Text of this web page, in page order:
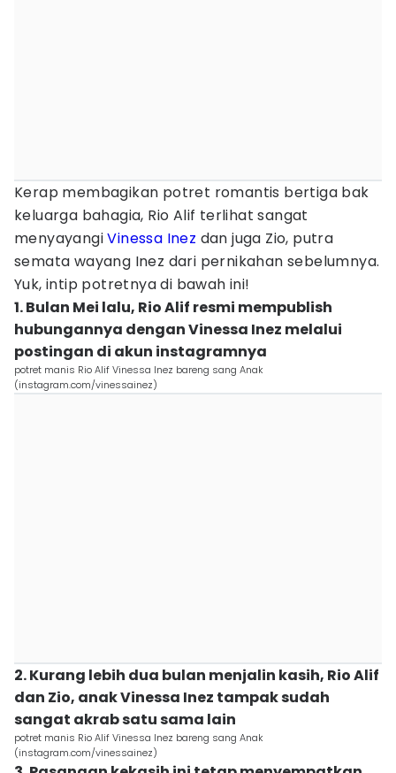
Kerap membagikan potret romantis bertiga bak
keluarga bahagia, Rio Alif terlihat sangat
menyayangiVinessa Inez dan juga Zio, putra
semata wayang Inez dari pernikahan sebelumnya.
Yuk, intip potretnya di bawah ini!
1. Bulan Mei lalu, Rio Alif resmi mempublish
hubungannya dengan Vinessa Inez melalui
postingan di akun instagramnya
potret manis Rio Alif Vinessa Inez bareng sang Anak
(instagram.com/vinessainez)
2. Kurang lebih dua bulan menjalin kasih, Rio Alif
dan Zio, anak Vinessa Inez tampak sudah
sangat akrab satu sama lain
potret manis Rio Alif Vinessa Inez bareng sang Anak
(instagram.com/vinessainez)